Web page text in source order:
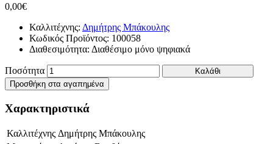
0,00€
Καλλιτέχνης: Δημήτρης Μπάκουλης
Κωδικός Προϊόντος: 100058
Διαθεσιμότητα: Διαθέσιμο μόνο ψηφιακά
Ποσότητα
Καλάθι
Προσθήκη στα αγαπημένα
Χαρακτηριστικά
Καλλιτέχνης Δημήτρης Μπάκουλης